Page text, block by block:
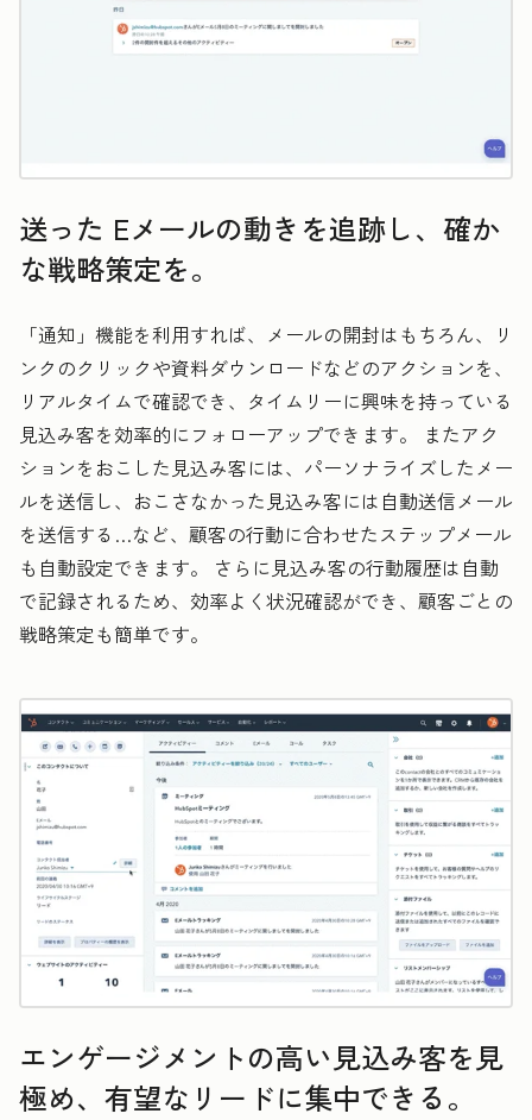
送った Eメールの動きを追跡し、確か
な戦略策定を。
「通知」機能を利用すれば、メールの開封はもちろん、リ
ンクのクリックや資料ダウンロードなどのアクションを、
リアルタイムで確認でき、タイムリーに興味を持っている
見込み客を効率的にフォローアップできます。 またアク
ションをおこした見込み客には、パーソナライズしたメー
ルを送信し、おこさなかった見込み客には自動送信メール
を送信する…など、顧客の行動に合わせたステップメール
も自動設定できます。 さらに見込み客の行動履歴は自動
で記録されるため、効率よく状況確認ができ、顧客ごとの
戦略策定も簡単です。
エンゲージメントの高い見込み客を見
極め、有望なリードに集中できる。